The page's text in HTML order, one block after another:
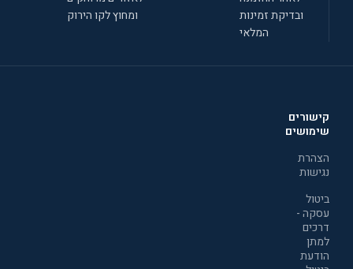
ובדיקת זמינות
המלאי
ומחוץ לקו הירוק
קישורים
שימושים
הצהרת
נגישות
ביטול
עסקה -
דרכים
למתן
הודעת